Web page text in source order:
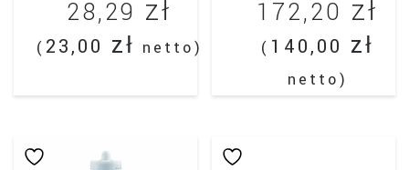
DEDYKOWANA DO
MONTAŻU OKIEN I DRZWI
28,29 zł
( 23,00 zł netto)
172,20 zł
( 140,00 zł
netto)